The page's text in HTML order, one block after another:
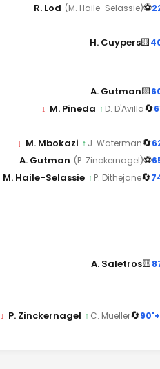
⚽
R. Lod (M. Haile-Selassie)
🟨
H. Cuypers
🟨
A. Gutman
🔄
↓ M. Pineda ↑ D. D'Avilla
🔄
↓ M. Mbokazi ↑ J. Waterman
⚽
A. Gutman (P. Zinckernagel)
🔄
M. Haile-Selassie ↑ P. Dithejane
🟨
A. Saletros
🔄
↓ P. Zinckernagel ↑ C. Mueller